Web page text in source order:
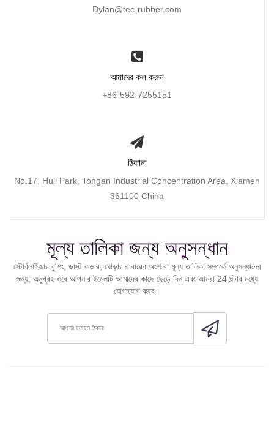
Dylan@tec-rubber.com
আমাদের কল করুন
+86-592-7255151
ঠিকানা
No.17, Huli Park, Tongan Industrial Concentration Area, Xiamen
361100 China
মূল্য তালিকা জন্য অনুসন্ধান
স্টেবিলাইজার বুশিং, ডাস্ট কভার, ঘোড়ার রাবারের অংশ বা মূল্য তালিকা সম্পর্কে অনুসন্ধানের
জন্য, অনুগ্রহ করে আপনার ইমেলটি আমাদের কাছে ছেড়ে দিন এবং আমরা 24 ঘন্টার মধ্যে
যোগাযোগ করব।